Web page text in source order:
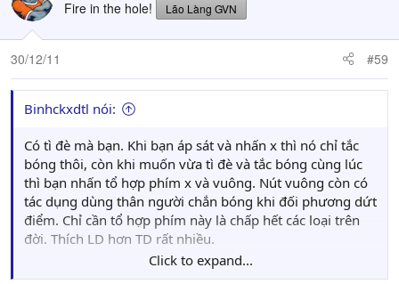
Fire in the hole! Lão Làng GVN
30/12/11 #59
Binhckxdtl nói:
Có tì đè mà bạn. Khi bạn áp sát và nhấn x thì nó chỉ tắc
bóng thôi, còn khi muốn vừa tì đè và tắc bóng cùng lúc
thì bạn nhấn tổ hợp phím x và vuông. Nút vuông còn có
tác dụng dùng thân người chắn bóng khi đối phương dứt
điểm. Chỉ cần tổ hợp phím này là chấp hết các loại trên
đời. Thích LD hơn TD rất nhiều.
---------- Post added at 09:24 ---------- Previous post was at 09:22 ----------
Click to expand...